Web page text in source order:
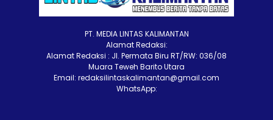
PT. MEDIA LINTAS KALIMANTAN
Alamat Redaksi:
Alamat Redaksi : Jl. Permata Biru RT/RW: 036/08
Muara Teweh Barito Utara
Email: redaksilintaskalimantan@gmail.com
WhatsApp: